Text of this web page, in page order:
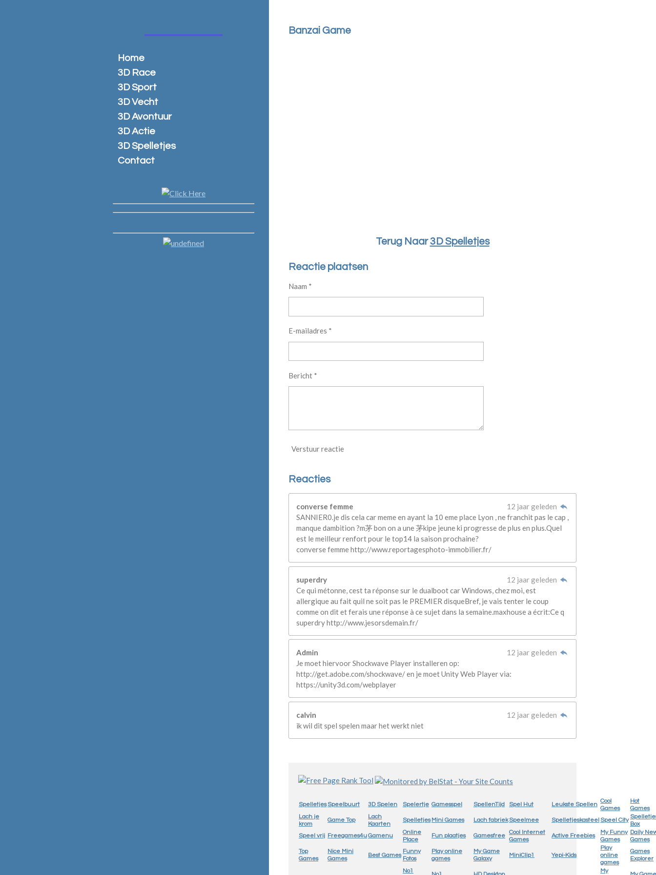
Banzai Game
Terug Naar3D Spelletjes
Reactie plaatsen
Naam *
E-mailadres *
Bericht *
Verstuur reactie
Reacties
converse femme
12 jaar geleden
SANNIER0.je dis cela car meme en ayant la 10 eme place Lyon , ne franchit pas le cap ,
manque dambition ?m茅 bon on a une 茅kipe jeune ki progresse de plus en plus.Quel
est le meilleur renfort pour le top14 la saison prochaine?
converse femme http://www.reportagesphoto-immobilier.fr/
superdry
12 jaar geleden
Ce qui métonne, cest ta réponse sur le dualboot car Windows, chez moi, est
allergique au fait quil ne soit pas le PREMIER disqueBref, je vais tenter le coup
comme on dit et ferais une réponse à ce sujet dans la semaine.maxhouse a écrit:Ce q
superdry http://www.jesorsdemain.fr/
Admin
12 jaar geleden
Je moet hiervoor Shockwave Player installeren op:
http://get.adobe.com/shockwave/ en je moet Unity Web Player via:
https://unity3d.com/webplayer
calvin
12 jaar geleden
ik wil dit spel spelen maar het werkt niet
SpelletjesSpeelbuurt 3D Spelen Spelertje Gamesspel SpellenTijd Spel Hut Leukste Spellen
Cool
Games
Hot
Games
Lach je
krom
Game Top
Lach
Kaarten
Spelletjes Mini Games Lach fabriekSpeelmee Spelletjeskasteel Speel City
Box
Speel vrij Freegames4uGamenu
Online
Place
Fun plaatjes Gamesfree
Cool Internet
Games
Active Freebies
My Funny
Games
Daily
Games
Top
Games
Nice Mini
Games
Best Games
Funny
Fotos
Play online
games
My Game
Galaxy
MiniClip1 Yepi-Kids
Play
online
games
Games
Explorer
No1
My
Home
3D Race
3D Sport
3D Vecht
3D Avontuur
3D Actie
3D Spelletjes
Contact